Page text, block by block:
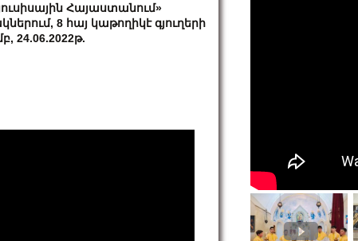
Հայաստանում»
8 հայ կաթողիկէ գյուղերի
24.06.2022թ.